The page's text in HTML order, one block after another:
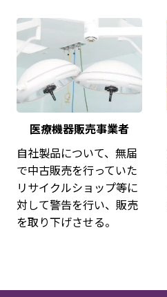
医療機器販売事業者
自社製品について、無届
で中古販売を行っていた
リサイクルショップ等に
対して警告を行い、販売
を取り下げさせる。